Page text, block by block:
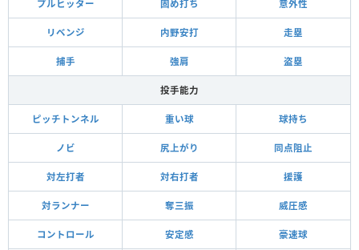
プルヒッター 固め打ち 意外性
リベンジ 内野安打 走塁
捕手 強肩 盗塁
投手能力
ピッチトンネル 重い球 球持ち
ノビ 尻上がり 同点阻止
対左打者 対右打者 援護
対ランナー 奪三振 威圧感
コントロール 安定感 豪速球